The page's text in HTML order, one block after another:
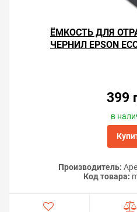
Решили купить демпфер для
оформите заказ или
Мы ответим на вопросы и
ЁМКОСТЬ ДЛЯ
ЧЕРНИЛ EPSON
399
в
Производитель:
Код товара: